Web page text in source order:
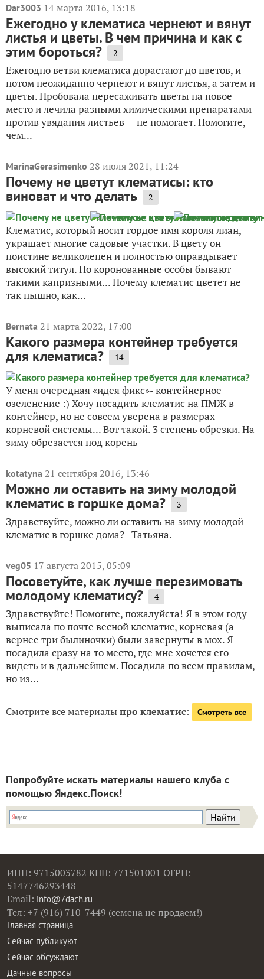
Dar3003 14 марта 2016, 13:18
Ежегодно у клематиса чернеют и вянут
листья и цветы. В чем причина и как с
этим бороться? 2
Ежегодно ветви клематиса дорастают до цветов, и
потом неожиданно чернеют и вянут листья, а затем и
цветы. Пробовала пересаживать цветы на новое
место и лечила разными химическими препаратами
против увядания листьев — не помогает. Помогите,
чем...
MarinaGerasimenko 28 июля 2021, 11:24
Почему не цветут клематисы: кто
виноват и что делать 2
Клематис, который носит гордое имя короля лиан,
украшает многие садовые участки. В цвету он
поистине великолепен и полностью оправдывает
высокий титул. Но коронованные особы бывают
такими капризными... Почему клематис цветет не
так пышно, как...
Bernata 21 марта 2022, 17:00
Какого размера контейнер требуется
для клематиса? 14
У меня очередная «идея фикс»- контейнерное
озеленение :) Хочу посадить клематис на ПМЖ в
контейнер, но не совсем уверена в размерах
корневой системы... Вот такой. 3 степень обрезки. На
зиму обрезается под корень
kotatyna 21 сентября 2016, 13:46
Можно ли оставить на зиму молодой
клематис в горшке дома? 3
Здравствуйте, можно ли оставить на зиму молодой
клематис в горшке дома? Татьяна.
veg05 17 августа 2015, 05:09
Посоветуйте, как лучше перезимовать
молодому клематису? 4
Здравствуйте! Помогите, пожалуйста! Я в этом году
выписала по почте весной клематис, корневая (а
вернее три былиночки) были завернуты в мох. Я
посадила сразу на то место, где мне хочется его
видеть и в дальнейшем. Посадила по всем правилам,
но из...
Смотрите все материалыпро клематис: Смотреть все
Попробуйте искать материалы нашего клуба с
помощью Яндекс.Поиск!
ИНН: 9715003782 КПП: 771501001 ОГРН:
5147746293448
Email: info@7dach.ru
Тел: +7 (916) 710-7449 (семена не продаем!)
Главная страница
Сейчас публикуют
Сейчас обсуждают
Дачные вопросы